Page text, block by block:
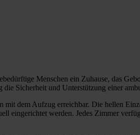
Menschen ein Zuhause, das
Sicherheit und Unterstützung einer
dem Aufzug erreichbar. Die hellen
eingerichtet werden. Jedes Zimmer